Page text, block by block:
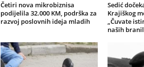
Četiri nova mikrobiznisa
podijelila 32.000 KM, podrška za
razvoj poslovnih ideja mladih
Sedić
Krajiškog
„Čuvate
naših